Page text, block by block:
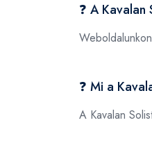
❓ A
❓ Mi a
A Kavalan